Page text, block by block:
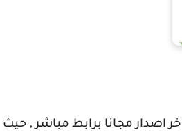
اخر اصدار مجانا برابط مباشر , حيث